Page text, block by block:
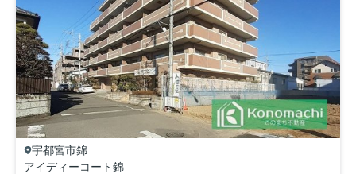
宇都宮市錦
アイディーコート錦